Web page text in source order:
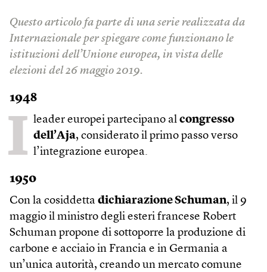
Questo articolo fa parte di una serie realizzata da
Internazionale per spiegare come funzionano le
istituzioni dell’Unione europea, in vista delle
elezioni del 26 maggio 2019.
1948
I leader europei partecipano al congresso
dell’Aja, considerato il primo passo verso
l’integrazione europea.
1950
Con la cosiddetta dichiarazione Schuman, il 9
maggio il ministro degli esteri francese Robert
Schuman propone di sottoporre la produzione di
carbone e acciaio in Francia e in Germania a
un’unica autorità, creando un mercato comune